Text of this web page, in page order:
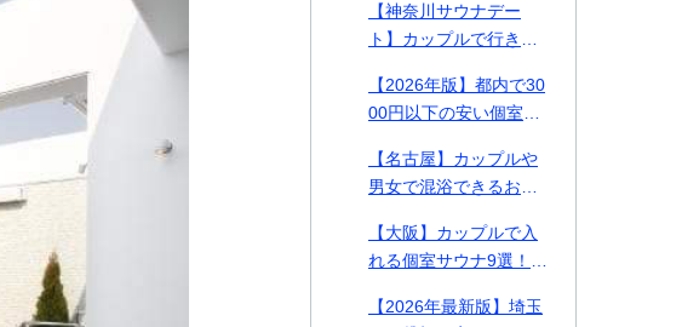
なリラックスタイムを
【2026年最新】
【神奈川サウナデー
ト】カップルで行きた
2選をご紹介！
【2026年版】都内で30
00円以下の安い個室サ
る施設を徹底比較【料
金表付き】
【名古屋】カップルや
男女で混浴できるおす
プライベートサウナ9
選！
【大阪】カップルで入
れる個室サウナ9選！貸
サウナや2026年最新施
【2026年最新版】埼玉